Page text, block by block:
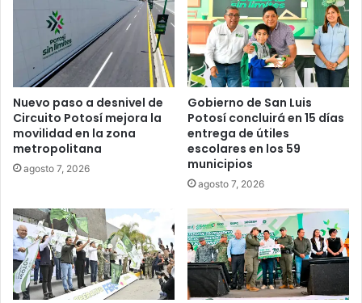
Nuevo paso a desnivel de
Circuito Potosí mejora la
movilidad en la zona
metropolitana
agosto 7, 2026
Gobierno de San Luis
Potosí concluirá en 15 días
entrega de útiles
escolares en los 59
municipios
agosto 7, 2026